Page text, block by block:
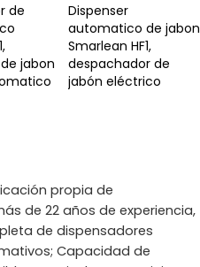
de
jabon
Dispenser
automatico de jabon
Smarlean HF1,
despachador de
jabón eléctrico
propia de
de 22 años de experiencia,
de dispensadores
Capacidad de